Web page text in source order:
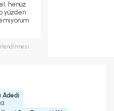
henüz
yüzden
Adedi